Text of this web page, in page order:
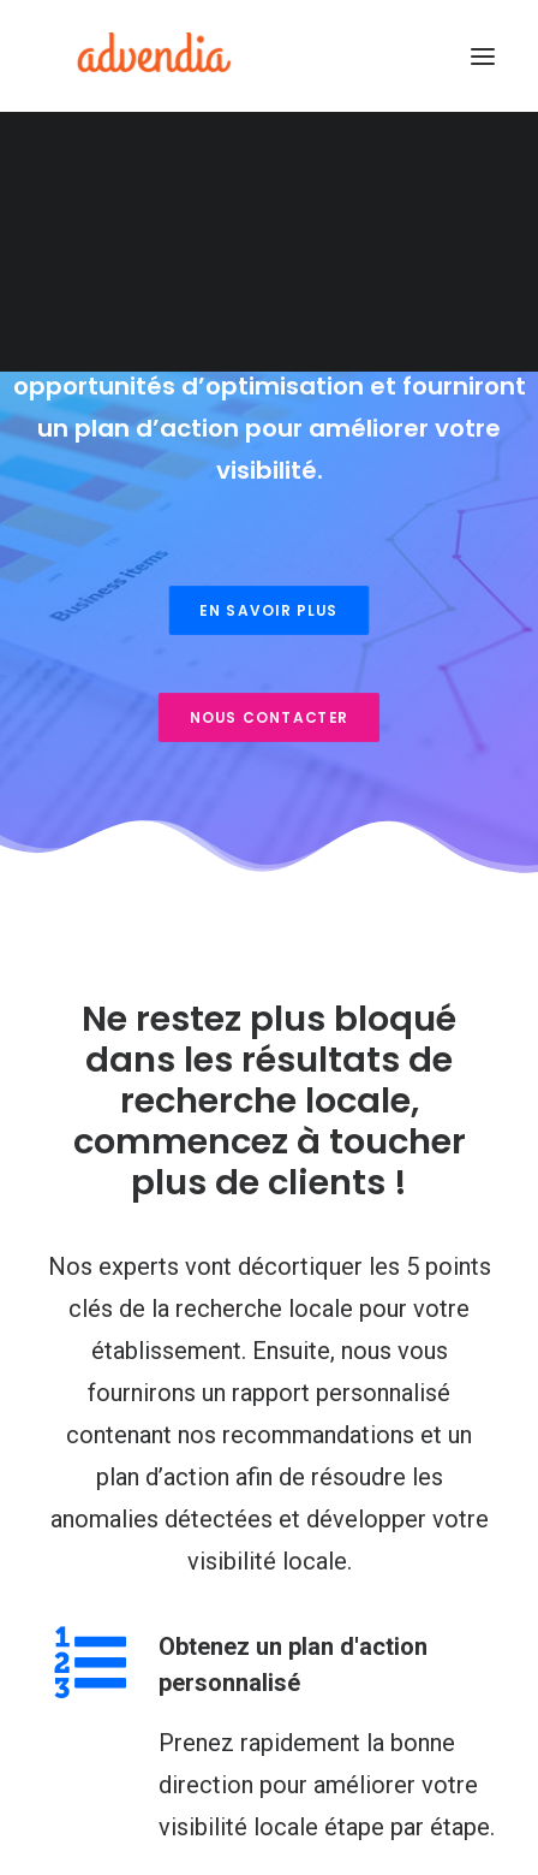
opportunités d’optimisation et fourniront
un plan d’action pour améliorer votre
visibilité.
EN SAVOIR PLUS
NOUS CONTACTER
Ne restez plus bloqué
dans les résultats de
recherche locale,
commencez à toucher
plus de clients !
Nos experts vont décortiquer les 5 points
clés de la recherche locale pour votre
établissement. Ensuite, nous vous
fournirons un rapport personnalisé
contenant nos recommandations et un
plan d’action afin de résoudre les
anomalies détectées et développer votre
visibilité locale.
Obtenez un plan d'action
personnalisé
Prenez rapidement la bonne
direction pour améliorer votre
visibilité locale étape par étape.